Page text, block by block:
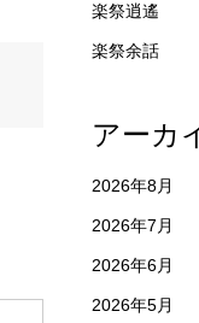
楽祭逍遙
楽祭余話
アーカ
2026年8月
2026年7月
2026年6月
2026年5月